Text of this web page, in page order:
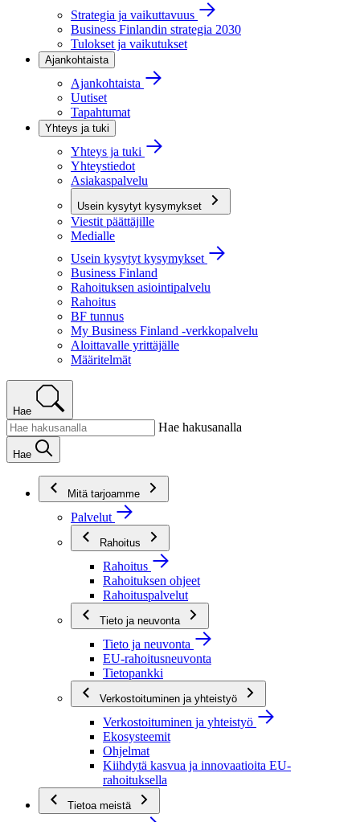
Strategia ja vaikuttavuus
Business Finlandin strategia 2030
Tulokset ja vaikutukset
Ajankohtaista
Ajankohtaista
Uutiset
Tapahtumat
Yhteys ja tuki
Yhteys ja tuki
Yhteystiedot
Asiakaspalvelu
Usein kysytyt kysymykset
Viestit päättäjille
Medialle
Usein kysytyt kysymykset
Business Finland
Rahoituksen asiointipalvelu
Rahoitus
BF tunnus
My Business Finland -verkkopalvelu
Aloittavalle yrittäjälle
Määritelmät
Hae
Hae hakusanalla
Hae
Mitä tarjoamme
Palvelut
Rahoitus
Rahoitus
Rahoituksen ohjeet
Rahoituspalvelut
Tieto ja neuvonta
Tieto ja neuvonta
EU-rahoitusneuvonta
Tietopankki
Verkostoituminen ja yhteistyö
Verkostoituminen ja yhteistyö
Ekosysteemit
Ohjelmat
Kiihdytä kasvua ja innovaatioita EU-
rahoituksella
Tietoa meistä